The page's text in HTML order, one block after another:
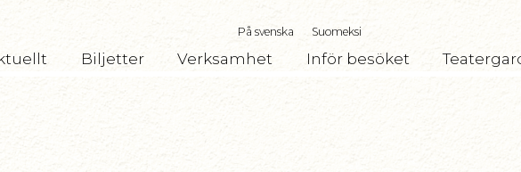
På svenska Suomeksi
Biljetter Verksamhet Inför besöket